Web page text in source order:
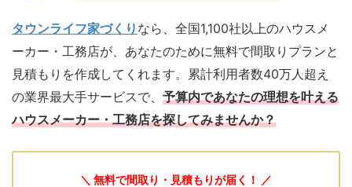
タウンライフ家づくり なら、全国1,100社以上のハウスメ
ーカー・工務店が、あなたのために無料で間取りプランと
見積もりを作成してくれます。累計利用者数40万人超え
の業界最大手サービスで、 予算内であなたの理想を叶える
ハウスメーカー・工務店を探してみませんか？
＼ 無料で間取り・見積もりが届く！ ／